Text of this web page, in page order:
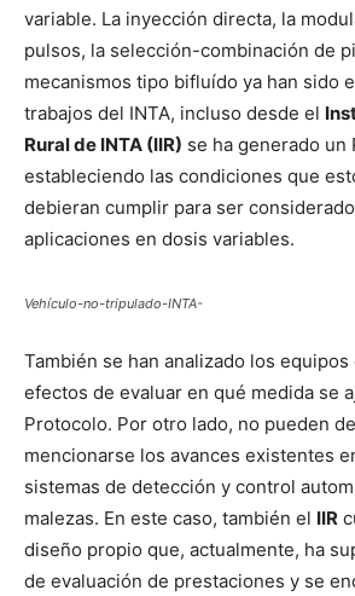
variable. La inyección directa, la
pulsos, la selección-combinación de
mecanismos tipo bifluído ya han sido
trabajos del INTA, incluso desde el
Rural de INTA (IIR) se ha generado un
estableciendo las condiciones que
debieran cumplir para ser
aplicaciones en dosis variables.
Vehículo-no-tripulado-INTA-
También se han analizado los
efectos de evaluar en qué medida se
Protocolo. Por otro lado, no pueden
mencionarse los avances existentes
sistemas de detección y control
malezas. En este caso, también el IIR
diseño propio que, actualmente, ha
de evaluación de prestaciones y se